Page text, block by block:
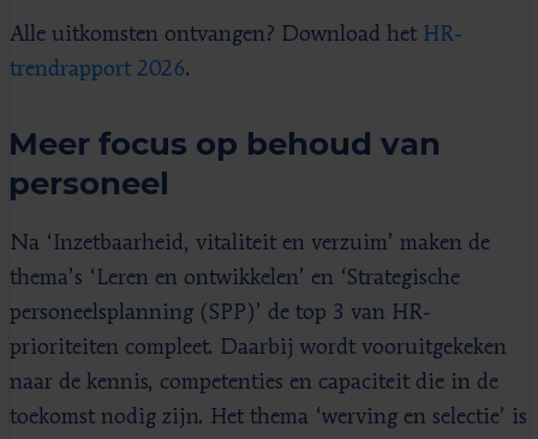
Alle uitkomsten ontvangen? Download het HR-
trendrapport 2026.
Meer focus op behoud van
personeel
Na ‘Inzetbaarheid, vitaliteit en verzuim’ maken de
thema’s ‘Leren en ontwikkelen’ en ‘Strategische
personeelsplanning (SPP)’ de top 3 van HR-
prioriteiten compleet. Daarbij wordt vooruitgekeken
naar de kennis, competenties en capaciteit die in de
toekomst nodig zijn. Het thema ‘werving en selectie’ is